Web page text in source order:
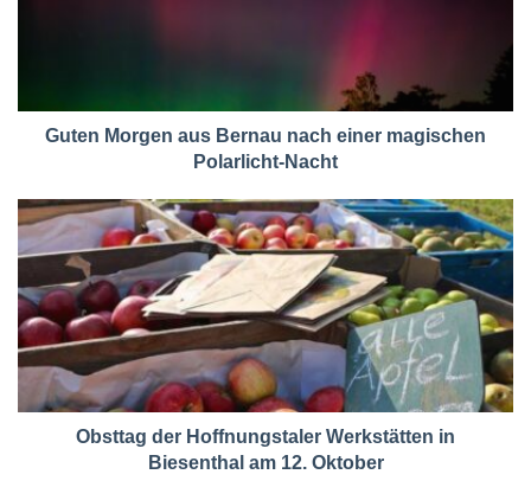
Guten Morgen aus Bernau nach einer magischen
Polarlicht-Nacht
Obsttag der Hoffnungstaler Werkstätten in
Biesenthal am 12. Oktober